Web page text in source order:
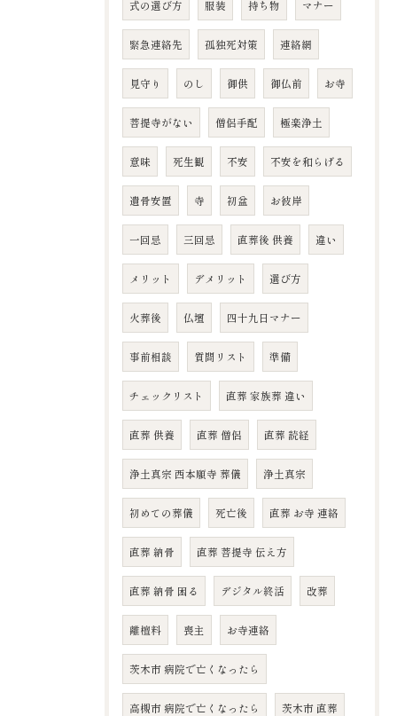
式の選び方 服装 持ち物 マナー
緊急連絡先 孤独死対策 連絡網
見守り のし 御供 御仏前 お寺
菩提寺がない 僧侶手配 極楽浄土
意味 死生観 不安 不安を和らげる
遺骨安置 寺 初盆 お彼岸
一回忌 三回忌 直葬後 供養 違い
メリット デメリット 選び方
火葬後 仏壇 四十九日マナー
事前相談 質問リスト 準備
チェックリスト 直葬 家族葬 違い
直葬 供養 直葬 僧侶 直葬 読経
浄土真宗 西本願寺 葬儀 浄土真宗
初めての葬儀 死亡後 直葬 お寺 連絡
直葬 納骨 直葬 菩提寺 伝え方
直葬 納骨 困る デジタル終活 改葬
離檀料 喪主 お寺連絡
茨木市 病院で亡くなったら
高槻市 病院で亡くなったら 茨木市 直葬